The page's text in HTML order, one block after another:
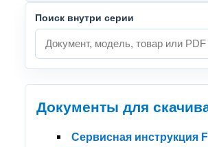
Поиск внутри серии
Документы для
Сервисная инструкция